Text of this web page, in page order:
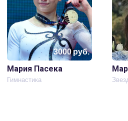
3000руб.
Мария Пасека
Гимнастика